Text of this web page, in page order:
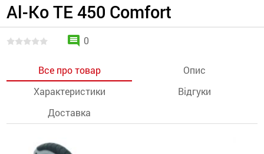
Al-Ko TE 450 Comfort
comment 0
Все про товар
Опис
Характеристики
Відгуки
Доставка